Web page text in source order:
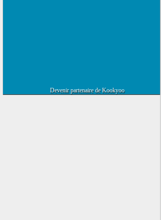
Devenir partenaire de Kookyoo